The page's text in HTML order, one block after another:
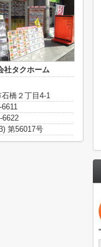
社タクホーム
橋２丁目4-1
6622
第56017号